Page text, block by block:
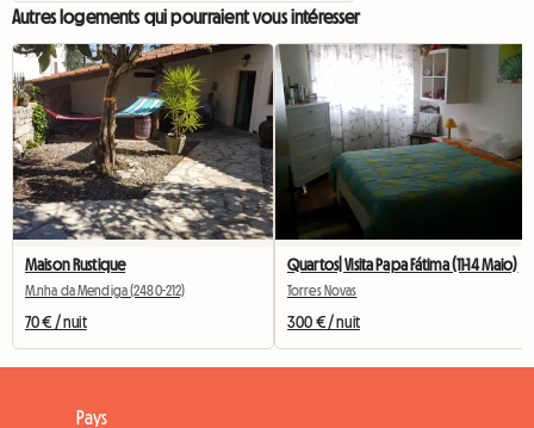
Autres logements qui pourraient vous intéresser
Maison Rustique
M.nha da Mendiga (2480-212)
70 € / nuit
Quartos| Visita Papa Fátima (11-14 Maio)
Torres Novas
300 € / nuit
Pays